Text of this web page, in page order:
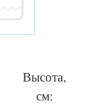
Высота,
см: